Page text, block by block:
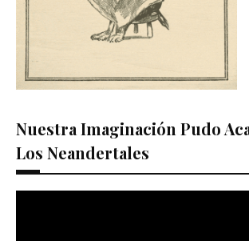
Nuestra Imaginación Pudo
Los Neandertales